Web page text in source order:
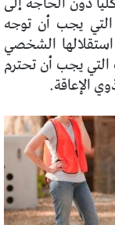
يجب أن توجه
الشخصي
التي يجب أن تحترم
الإعاقة.